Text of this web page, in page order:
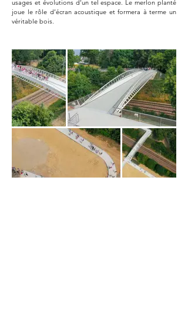
usages et évolutions d’un tel espace. Le merlon planté
joue le rôle d’écran acoustique et formera à terme un
véritable bois.